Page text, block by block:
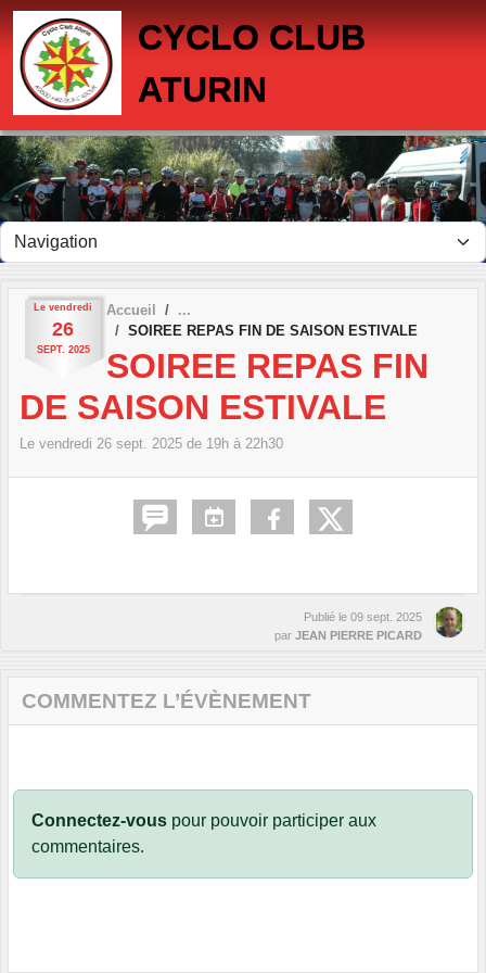
CYCLO CLUB
ATURIN
Le vendredi
26
SEPT. 2025
Accueil
SOIREE REPAS FIN DE SAISON ESTIVALE
SOIREE REPAS FIN
DE SAISON ESTIVALE
Le vendredi 26 sept. 2025 de 19h à 22h30
Publié le 09 sept. 2025
par JEAN PIERRE PICARD
COMMENTEZ L’ÉVÈNEMENT
Connectez-vous pour pouvoir participer aux
commentaires.
Panneau de gestion des cookies